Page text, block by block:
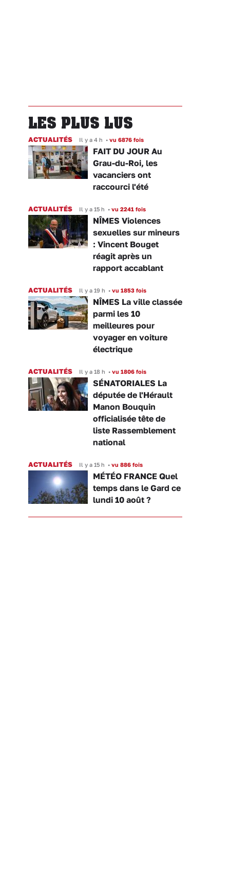
LES PLUS LUS
ACTUALITÉS Il y a 4 h • vu 6876 fois
FAIT DU JOUR Au
Grau-du-Roi, les
vacanciers ont
raccourci l'été
ACTUALITÉS Il y a 15 h • vu 2241 fois
NÎMES Violences
sexuelles sur mineurs
: Vincent Bouget
réagit après un
rapport accablant
ACTUALITÉS Il y a 19 h • vu 1853 fois
NÎMES La ville classée
parmi les 10
meilleures pour
voyager en voiture
électrique
ACTUALITÉS Il y a 18 h • vu 1806 fois
SÉNATORIALES La
députée de l'Hérault
Manon Bouquin
officialisée tête de
liste Rassemblement
national
ACTUALITÉS Il y a 15 h • vu 886 fois
MÉTÉO FRANCE Quel
temps dans le Gard ce
lundi 10 août ?